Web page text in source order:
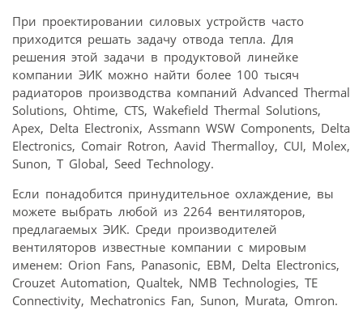
При проектировании силовых устройств часто
приходится решать задачу отвода тепла. Для
решения этой задачи в продуктовой линейке
компании ЭИК можно найти более 100 тысяч
радиаторов производства компаний Advanced Thermal
Solutions, Ohtime, CTS, Wakefield Thermal Solutions,
Apex, Delta Electronix, Assmann WSW Components, Delta
Electronics, Comair Rotron, Aavid Thermalloy, CUI, Molex,
Sunon, T Global, Seed Technology.
Если понадобится принудительное охлаждение, вы
можете выбрать любой из 2264 вентиляторов,
предлагаемых ЭИК. Среди производителей
вентиляторов известные компании с мировым
именем: Orion Fans, Panasonic, EBM, Delta Electronics,
Crouzet Automation, Qualtek, NMB Technologies, TE
Connectivity, Mechatronics Fan, Sunon, Murata, Omron.